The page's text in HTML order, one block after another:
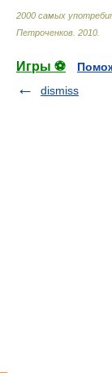
2000 самых
Петроченков 2010
Игры ⚽
dismiss